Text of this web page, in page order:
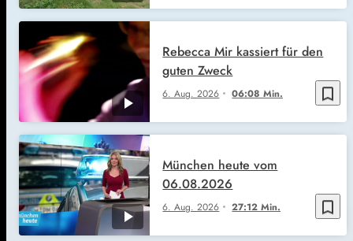
bookmark_border
6. Aug. 2026 06:08 Min.
Rebecca Mir kassiert für den
guten Zweck
bookmark_border
6. Aug. 2026 27:12 Min.
München heute vom
06.08.2026